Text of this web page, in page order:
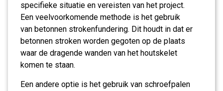
specifieke situatie en vereisten van het project.
Een veelvoorkomende methode is het gebruik
van betonnen strokenfundering. Dit houdt in dat er
betonnen stroken worden gegoten op de plaats
waar de dragende wanden van het houtskelet
komen te staan.
Een andere optie is het gebruik van schroefpalen